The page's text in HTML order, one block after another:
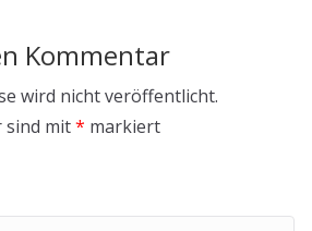
Kommentar
wird nicht veröffentlicht.
sind mit* markiert